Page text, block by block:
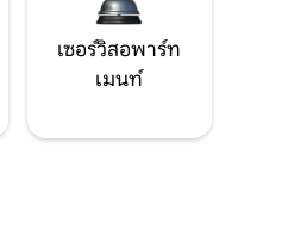
เซอร์วิสอพาร์ท
เมนท์